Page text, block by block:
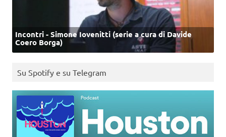
Incontri - Simone Iovenitti (serie a cura di Davide
Coero Borga)
Su Spotify e su Telegram